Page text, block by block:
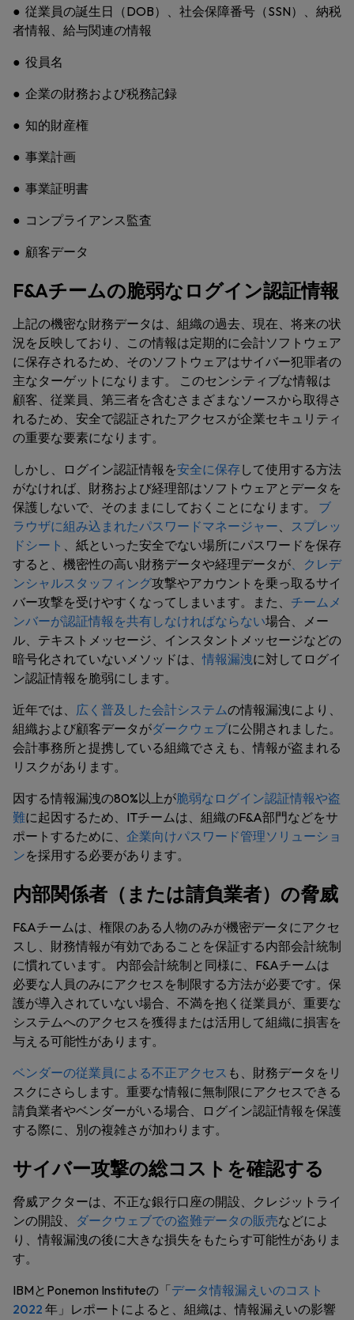
● 従業員の誕生日（DOB）、社会保障番号（SSN）、納税
者情報、給与関連の情報
● 役員名
● 企業の財務および税務記録
● 知的財産権
● 事業計画
● 事業証明書
● コンプライアンス監査
● 顧客データ
F&Aチームの脆弱なログイン認証情報
上記の機密な財務データは、組織の過去、現在、将来の状
況を反映しており、この情報は定期的に会計ソフトウェア
に保存されるため、そのソフトウェアはサイバー犯罪者の
主なターゲットになります。 このセンシティブな情報は
顧客、従業員、第三者を含むさまざまなソースから取得さ
れるため、安全で認証されたアクセスが企業セキュリティ
の重要な要素になります。
しかし、ログイン認証情報を安全に保存して使用する方法
がなければ、財務および経理部はソフトウェアとデータを
保護しないで、そのままにしておくことになります。
ブ
ラウザに組み込まれたパスワードマネージャー、 スプレッ
ドシート 、紙といった安全でない場所にパスワードを保存
すると、機密性の高い財務データや経理データが、クレデ
ンシャルスタッフィング攻撃やアカウントを乗っ取るサイ
バー攻撃を受けやすくなってしまいます。また、 チームメ
ンバーが認証情報を共有しなければならない場合、メー
ル、テキストメッセージ、インスタントメッセージなどの
暗号化されていないメソッドは、情報漏洩に対してログイ
ン認証情報を脆弱にします。
近年では、 広く普及した会計システムの情報漏洩により、
組織および顧客データがダークウェブに公開されました。
会計事務所と提携している組織でさえも、情報が盗まれる
リスクがあります。
因する情報漏洩の80%以上が脆弱なログイン認証情報や盗
難に起因するため、ITチームは、組織のF&A部門などをサ
ポートするために、 企業向けパスワード管理ソリューショ
ンを採用する必要があります。
内部関係者（または請負業者）の脅威
F&Aチームは、権限のある人物のみが機密データにアクセ
スし、財務情報が有効であることを保証する内部会計統制
に慣れています。 内部会計統制と同様に、F&Aチームは
必要な人員のみにアクセスを制限する方法が必要です。保
護が導入されていない場合、不満を抱く従業員が、重要な
システムへのアクセスを獲得または活用して組織に損害を
与える可能性があります。
ベンダーの従業員による不正アクセス も、財務データをリ
スクにさらします。重要な情報に無制限にアクセスできる
請負業者やベンダーがいる場合、ログイン認証情報を保護
する際に、別の複雑さが加わります。
サイバー攻撃の総コストを確認する
脅威アクターは、不正な銀行口座の開設、クレジットライ
ンの開設、 ダークウェブでの盗難データの販売などによ
り、情報漏洩の後に大きな損失をもたらす可能性がありま
す。
IBMとPonemon Instituteの「データ情報漏えいのコスト
2022 年」レポートによると、組織は、情報漏えいの影響